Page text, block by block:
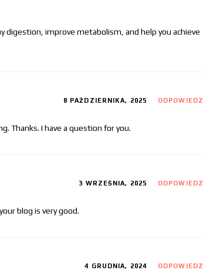
improve metabolism, and help you achieve
8 PAŹDZIERNIKA, 2025 ODPOWIEDZ
Thanks. I have a question for you.
3 WRZEŚNIA, 2025 ODPOWIEDZ
blog is very good.
4 GRUDNIA, 2024 ODPOWIEDZ